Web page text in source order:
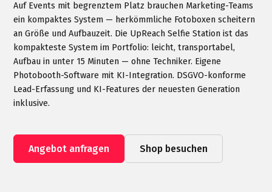
Auf Events mit begrenztem Platz brauchen Marketing-Teams
ein kompaktes System — herkömmliche Fotoboxen scheitern
an Größe und Aufbauzeit. Die UpReach Selfie Station ist das
kompakteste System im Portfolio: leicht, transportabel,
Aufbau in unter 15 Minuten — ohne Techniker. Eigene
Photobooth-Software mit KI-Integration. DSGVO-konforme
Lead-Erfassung und KI-Features der neuesten Generation
inklusive.
Angebot anfragen Shop besuchen